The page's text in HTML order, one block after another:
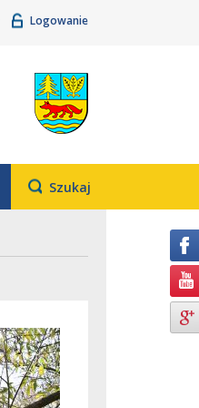
Logowanie
Szukaj